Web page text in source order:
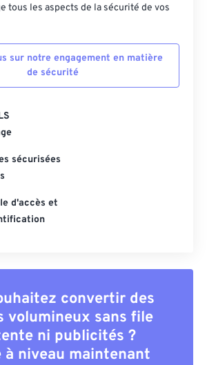
tous les aspects de la sécurité de vos
sur notre engagement en matière
de sécurité
sécurisées
d'accès et
convertir des
volumineux sans file
ni publicités ?
à niveau maintenant